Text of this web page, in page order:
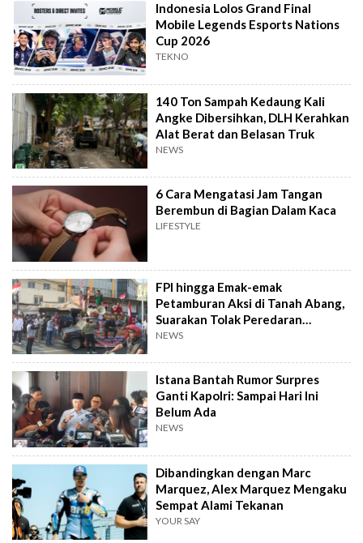
Indonesia Lolos Grand Final
Mobile Legends Esports Nations
Cup 2026
TEKNO
140 Ton Sampah Kedaung Kali
Angke Dibersihkan, DLH Kerahkan
Alat Berat dan Belasan Truk
NEWS
6 Cara Mengatasi Jam Tangan
Berembun di Bagian Dalam Kaca
LIFESTYLE
FPI hingga Emak-emak
Petamburan Aksi di Tanah Abang,
Suarakan Tolak Peredaran
Tramadol
NEWS
Istana Bantah Rumor Surpres
Ganti Kapolri: Sampai Hari Ini
Belum Ada
NEWS
Dibandingkan dengan Marc
Marquez, Alex Marquez Mengaku
Sempat Alami Tekanan
YOUR SAY